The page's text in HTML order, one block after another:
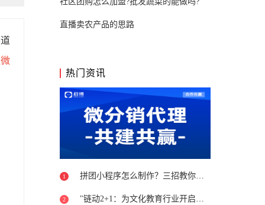
直播卖农产品的思路
热门资讯
1 拼团小程序怎么制作？三招教你避开坑
2 "链动2+1：为文化教育行业开启新篇章"